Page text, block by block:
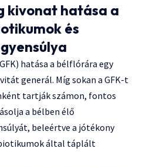
kivonat hatása a
és
hatása a bélflórára egy
generál. Míg sokan a GFK-t
tartják számon, fontos
a bélben élő
beleértve a jótékony
által táplált